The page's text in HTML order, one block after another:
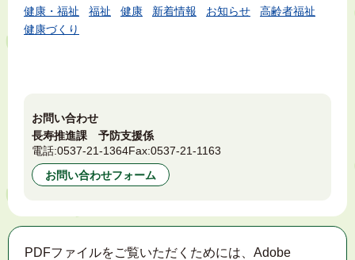
健康・福祉
福祉 健康 新着情報 お知らせ
高齢者福祉
健康づくり
お問い合わせ
長寿推進課 予防支援係
電話:0537-21-1364Fax:0537-21-1163
お問い合わせフォーム
PDFファイルをご覧いただくためには、Adobe